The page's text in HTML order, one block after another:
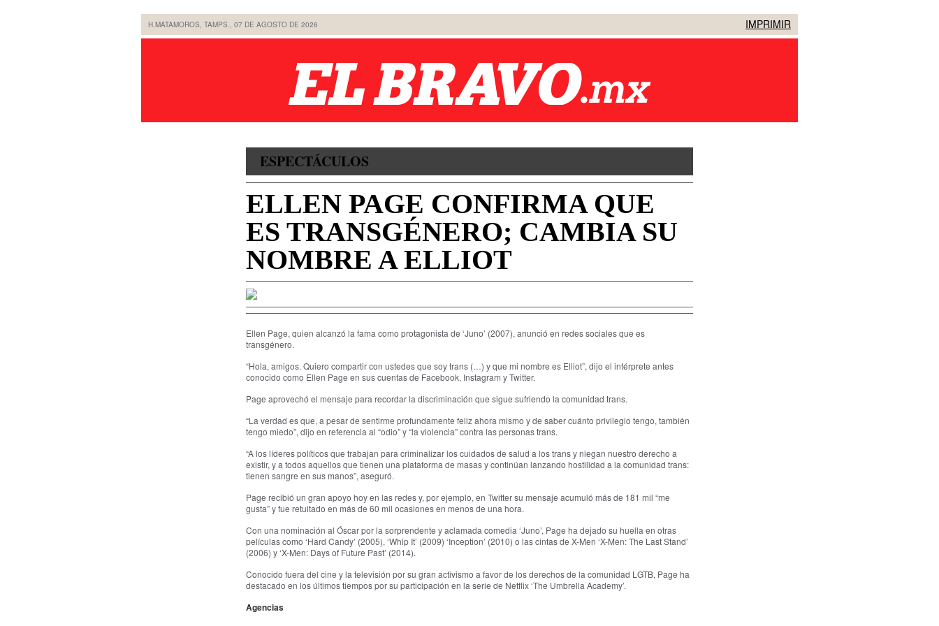
H.MATAMOROS, TAMPS., 07 DE AGOSTO DE 2026 IMPRIMIR
ESPECTÁCULOS
ELLEN PAGE CONFIRMA QUE
ES TRANSGÉNERO; CAMBIA SU
NOMBRE A ELLIOT
Ellen Page, quien alcanzó la fama como protagonista de ‘Juno’ (2007), anunció en redes sociales que es
transgénero.
“Hola, amigos. Quiero compartir con ustedes que soy trans (…) y que mi nombre es Elliot”, dijo el intérprete antes
conocido como Ellen Page en sus cuentas de Facebook, Instagram y Twitter.
Page aprovechó el mensaje para recordar la discriminación que sigue sufriendo la comunidad trans.
“La verdad es que, a pesar de sentirme profundamente feliz ahora mismo y de saber cuánto privilegio tengo, también
tengo miedo”, dijo en referencia al “odio” y “la violencia” contra las personas trans.
“A los líderes políticos que trabajan para criminalizar los cuidados de salud a los trans y niegan nuestro derecho a
existir, y a todos aquellos que tienen una plataforma de masas y continúan lanzando hostilidad a la comunidad trans:
tienen sangre en sus manos”, aseguró.
Page recibió un gran apoyo hoy en las redes y, por ejemplo, en Twitter su mensaje acumuló más de 181 mil “me
gusta” y fue retuitado en más de 60 mil ocasiones en menos de una hora.
Con una nominación al Óscar por la sorprendente y aclamada comedia ‘Juno’, Page ha dejado su huella en otras
películas como ‘Hard Candy’ (2005), ‘Whip It’ (2009) ‘Inception’ (2010) o las cintas de X-Men ‘X-Men: The Last Stand’
(2006) y ‘X-Men: Days of Future Past’ (2014).
Conocido fuera del cine y la televisión por su gran activismo a favor de los derechos de la comunidad LGTB, Page ha
destacado en los últimos tiempos por su participación en la serie de Netflix ‘The Umbrella Academy’.
Agencias